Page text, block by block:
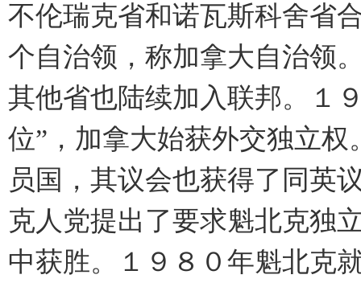
不伦瑞克省和诺瓦斯科舍省
个自治领，称加拿大自治领
其他省也陆续加入联邦。１
位”，加拿大始获外交独立
员国，其议会也获得了同英
克人党提出了要求魁北克独
中获胜。１９８０年魁北克